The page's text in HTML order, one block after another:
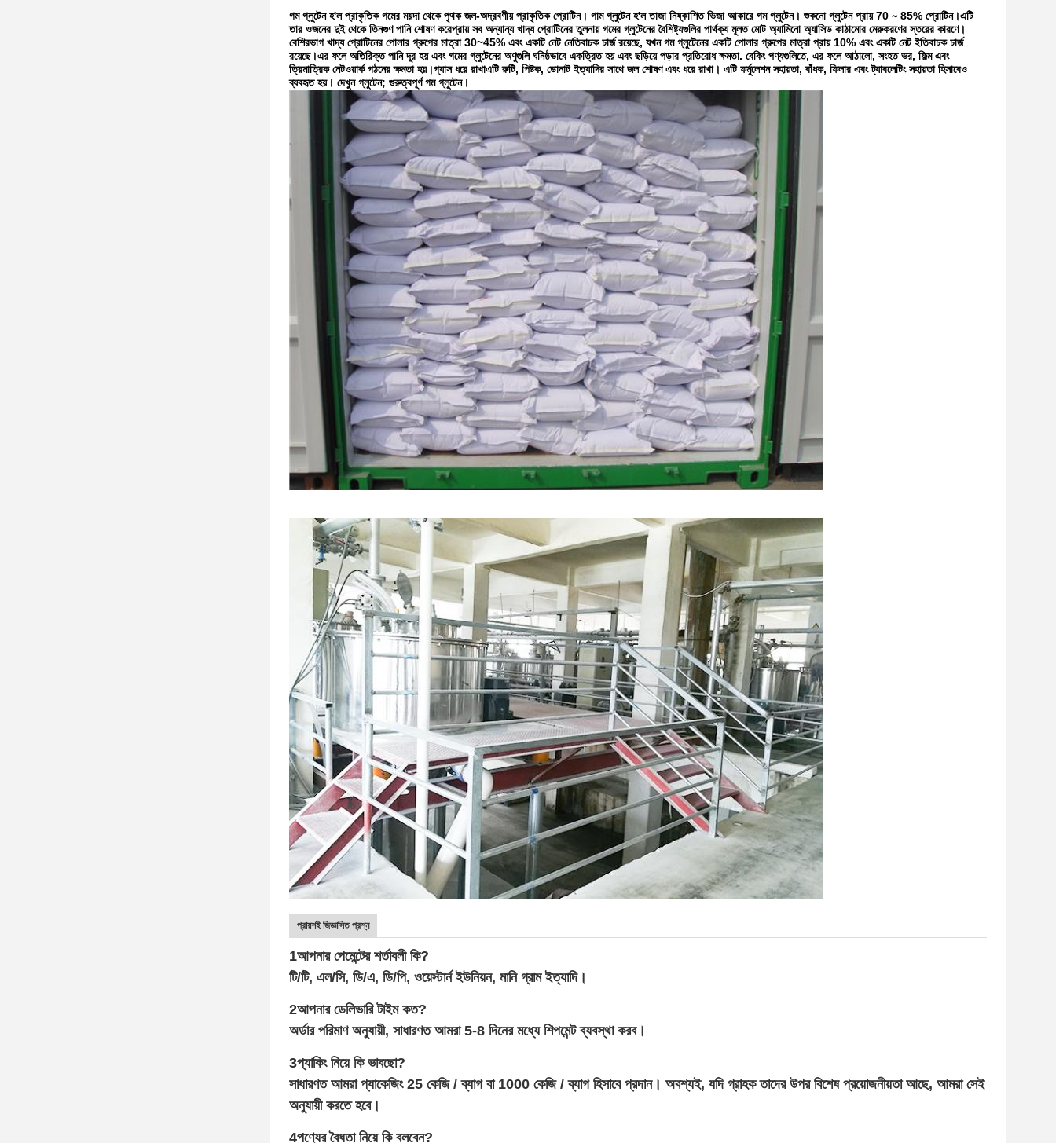
গম গ্লুটেন হ'ল প্রাকৃতিক গমের ময়দা থেকে পৃথক জল-অদ্রবণীয় প্রাকৃতিক প্রোটিন। গাম গ্লুটেন হ'ল তাজা নিষ্কাশিত ভিজা আকারে গম গ্লুটেন। শুকনো গ্লুটেন প্রায় 70 ∼ 85% প্রোটিন।এটি
তার ওজনের দুই থেকে তিনগুণ পানি শোষণ করেপ্রায় সব অন্যান্য খাদ্য প্রোটিনের তুলনায় গমের গ্লুটেনের বৈশিষ্ট্যগুলির পার্থক্য মূলত মোট অ্যামিনো অ্যাসিড কাঠামোর মেরুকরণের স্তরের কারণে।
বেশিরভাগ খাদ্য প্রোটিনের পোলার গ্রুপের মাত্রা 30~45% এবং একটি নেট নেতিবাচক চার্জ রয়েছে, যখন গম গ্লুটেনের একটি পোলার গ্রুপের মাত্রা প্রায় 10% এবং একটি নেট ইতিবাচক চার্জ
রয়েছে।এর ফলে অতিরিক্ত পানি দূর হয় এবং গমের গ্লুটেনের অণুগুলি ঘনিষ্ঠভাবে একত্রিত হয় এবং ছড়িয়ে পড়ার প্রতিরোধ ক্ষমতা. বেকিং পণ্যগুলিতে, এর ফলে আঠালো, সংহত ভর, ফিল্ম এবং
ত্রিমাত্রিক নেটওয়ার্ক গঠনের ক্ষমতা হয়।গ্যাস ধরে রাখাএটি রুটি, পিষ্টক, ডোনাট ইত্যাদির সাথে জল শোষণ এবং ধরে রাখা। এটি ফর্মুলেশন সহায়তা, বাঁধক, ফিলার এবং ট্যাবলেটিং সহায়তা হিসাবেও
ব্যবহৃত হয়। দেখুন গ্লুটেন; গুরুত্বপূর্ণ গম গ্লুটেন।
প্রায়শই জিজ্ঞাসিত প্রশ্ন
1আপনার পেমেন্টের শর্তাবলী কি?
টি/টি, এল/সি, ডি/এ, ডি/পি, ওয়েস্টার্ন ইউনিয়ন, মানি গ্রাম ইত্যাদি।
2আপনার ডেলিভারি টাইম কত?
অর্ডার পরিমাণ অনুযায়ী, সাধারণত আমরা 5-8 দিনের মধ্যে শিপমেন্ট ব্যবস্থা করব।
3প্যাকিং নিয়ে কি ভাবছো?
সাধারণত আমরা প্যাকেজিং 25 কেজি / ব্যাগ বা 1000 কেজি / ব্যাগ হিসাবে প্রদান। অবশ্যই, যদি গ্রাহক তাদের উপর বিশেষ প্রয়োজনীয়তা আছে, আমরা সেই
অনুযায়ী করতে হবে।
4পণ্যের বৈধতা নিয়ে কি বলবেন?